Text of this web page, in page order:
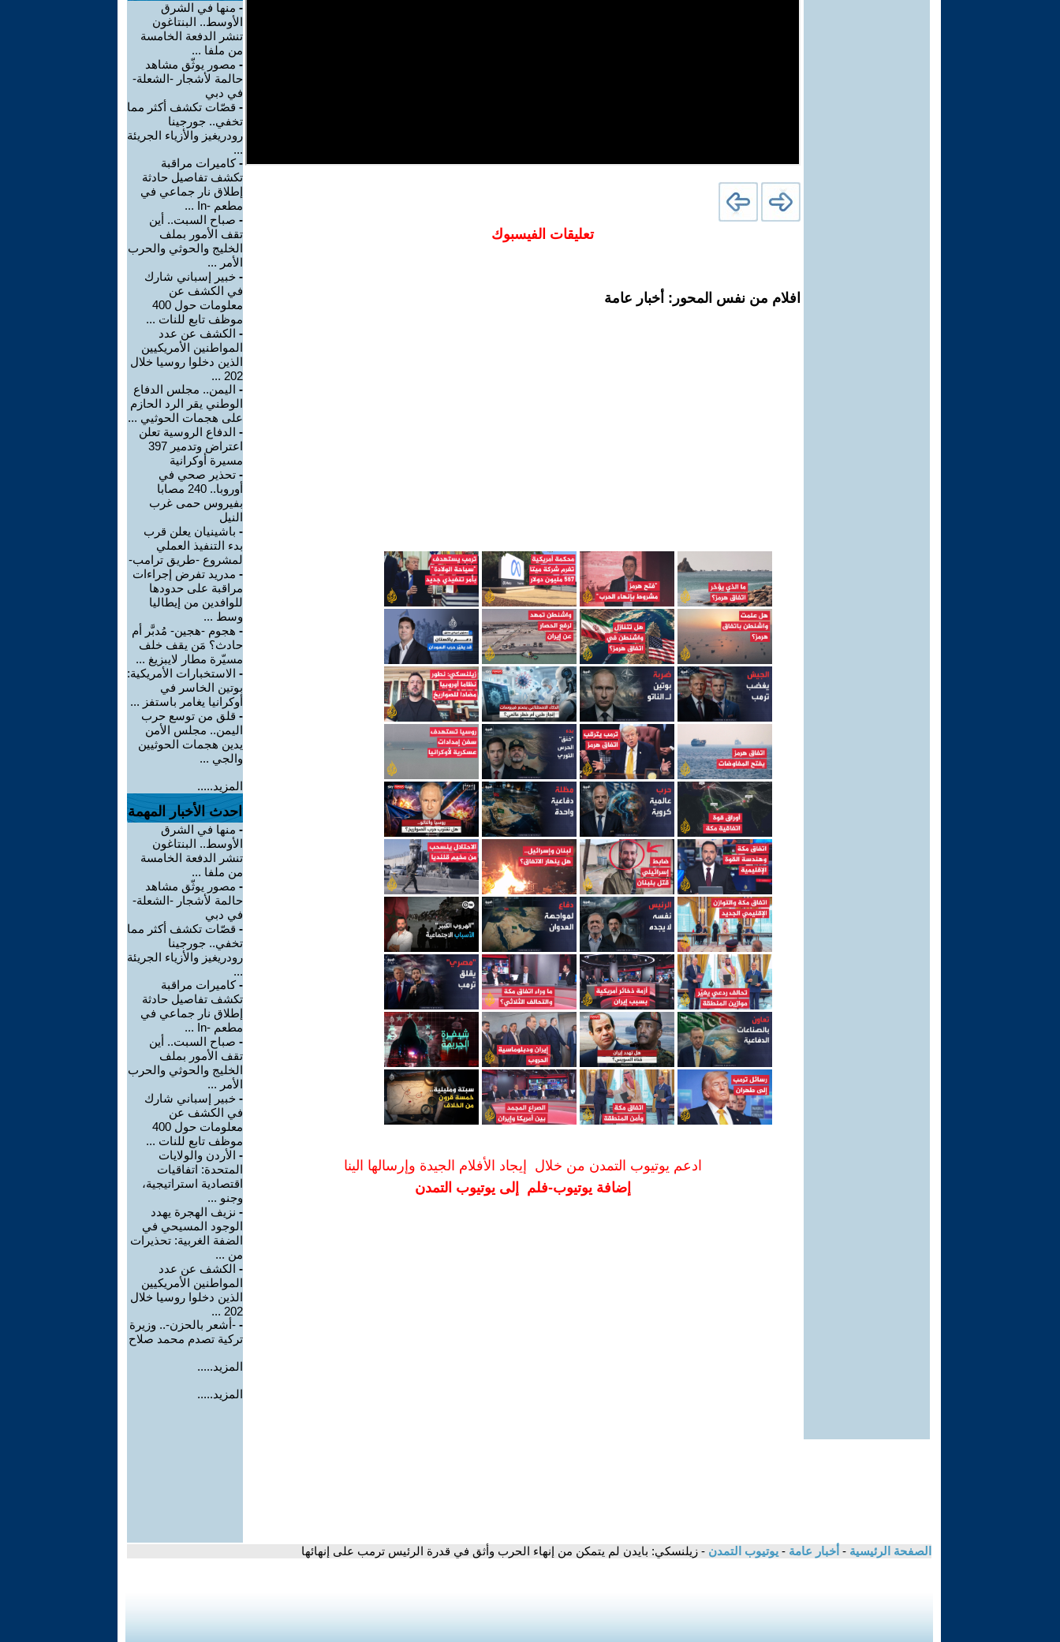
تعليقات الفيسبوك
افلام من نفس المحور: أخبار عامة
ادعم يوتيوب التمدن من خلال إيجاد الأفلام الجيدة وإرسالها الينا
إضافة يوتيوب-فلم إلى يوتيوب التمدن
- منها في الشرق
الأوسط.. البنتاغون
تنشر الدفعة الخامسة
من ملفا ...
- مصور يوثّق مشاهد
حالمة لأشجار -الشعلة-
في دبي
- قصّات تكشف أكثر مما
تخفي.. جورجينا
رودريغيز والأزياء الجريئة
...
-كاميرات مراقبة
تكشف تفاصيل حادثة
إطلاق نار جماعي في
مطعم -In ...
- صباح السبت.. أين
تقف الأمور بملف
الخليج والحوثي والحرب
الأمر ...
- خبير إسباني شارك
في الكشف عن
معلومات حول 400
موظف تابع للنات ...
- الكشف عن عدد
المواطنين الأمريكيين
الذين دخلوا روسيا خلال
202 ...
- اليمن.. مجلس الدفاع
الوطني يقر الرد الحازم
على هجمات الحوثيي ...
- الدفاع الروسية تعلن
اعتراض وتدمير 397
مسيرة أوكرانية
- تحذير صحي في
أوروبا.. 240 مصابا
بفيروس حمى غرب
النيل
- باشينيان يعلن قرب
بدء التنفيذ العملي
لمشروع -طريق ترامب-
- مدريد تفرض إجراءات
مراقبة على حدودها
للوافدين من إيطاليا
وسط ...
- هجوم -هجين- مُدبَّر أم
حادث؟ مَن يقف خلف
مسيّرة مطار لايبزيغ ...
- الاستخبارات الأمريكية:
بوتين الخاسر في
أوكرانيا يغامر باستفز ...
- قلق من توسع حرب
اليمن.. مجلس الأمن
يدين هجمات الحوثيين
والجي ...
المزيد.....
احدث الأخبار المهمة
- منها في الشرق
الأوسط.. البنتاغون
تنشر الدفعة الخامسة
من ملفا ...
- مصور يوثّق مشاهد
حالمة لأشجار -الشعلة-
في دبي
- قصّات تكشف أكثر مما
تخفي.. جورجينا
رودريغيز والأزياء الجريئة
...
-كاميرات مراقبة
تكشف تفاصيل حادثة
إطلاق نار جماعي في
مطعم -In ...
- صباح السبت.. أين
تقف الأمور بملف
الخليج والحوثي والحرب
الأمر ...
- خبير إسباني شارك
في الكشف عن
معلومات حول 400
موظف تابع للنات ...
- الأردن والولايات
المتحدة: اتفاقيات
اقتصادية استراتيجية،
وجنو ...
- نزيف الهجرة يهدد
الوجود المسيحي في
الضفة الغربية: تحذيرات
من ...
- الكشف عن عدد
المواطنين الأمريكيين
الذين دخلوا روسيا خلال
202 ...
- -أشعر بالحزن-.. وزيرة
تركية تصدم محمد صلاح
المزيد.....
المزيد.....
الصفحة الرئيسية - أخبار عامة - يوتيوب التمدن - زيلنسكي: بايدن لم يتمكن من إنهاء الحرب وأثق في قدرة الرئيس ترمب على إنهائها